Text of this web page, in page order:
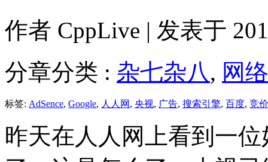
作者 CppLive | 发表于
分章分类 : 杂七杂八, 网络
标签: AdSence, Google, 人人网 , 央视, 广告, 搜索引擎, 百度, 竞
昨天在人人网上看到一